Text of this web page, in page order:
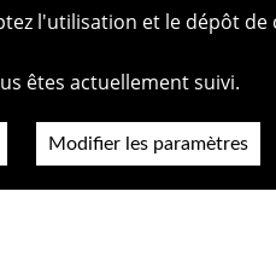
l'utilisation et le dépôt
êtes actuellement suivi.
Modifier les paramètres